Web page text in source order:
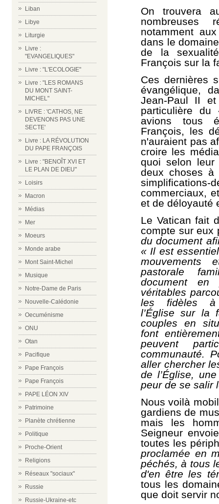
Liban
Libye
Liturgie
Livre :
"EVANGELIQUES"
Livre : "L'ECOLOGIE"
Livre : "LES ROMANS
DU MONT SAINT-
MICHEL"
LIVRE : 'CATHOS, NE
DEVENONS PAS UNE
SECTE'
Livre : LA RÉVOLUTION
DU PAPE FRANÇOIS
Livre : "BENOÎT XVI ET
LE PLAN DE DIEU"
Loisirs
Macron
Médias
Mer
Moeurs
Monde arabe
Mont Saint-Michel
Musique
Notre-Dame de Paris
Nouvelle-Calédonie
Oecuménisme
ONU
Otan
Pacifique
Pape François
Pape François
PAPE LÉON XIV
Patrimoine
Planète chrétienne
Politique
Proche-Orient
Religions
Réseaux "sociaux"
Russie
Russie-Ukraine-etc
On trouvera
nombreuses
notamment
dans le
de la
François sur la
Ces dernières
évangélique,
Jean-Paul II
particulière
avions tous
François, les
n'auraient pas
croire les
quoi selon
deux choses
commerciaux,
et de déloyauté
Le Vatican fait
compte sur eux
du document
« Il est
mouvements
pastorale
document en
véritables
les fidèles à
l’Église sur la
couples en
font
peuvent
communauté.
aller chercher
de l’Église,
peur de se salir
Nous voilà
gardiens de
mais les
Seigneur
toutes les
proclamée en
péchés, à tous
d'en être les
tous les
que doit servir